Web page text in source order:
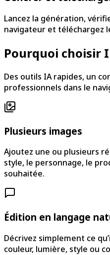
Lancez la génération,
navigateur et téléchargez
Pourquoi choisir
Des outils IA rapides, un
professionnels dans le
Plusieurs images
Ajoutez une ou plusieurs
style, le personnage, le
souhaitée.
Édition en langage
Décrivez simplement ce
couleur, lumière, style ou